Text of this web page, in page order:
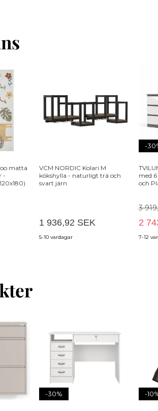
matta
-
VCM NORDIC Kolari M
kökshylla - naturligt trä och
svart järn
1 936,92 SEK
5-10 vardagar
-
med
och
3
2
7-12
-30% -